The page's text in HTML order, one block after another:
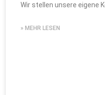
Wir stellen unsere eigene
» MEHR LESEN